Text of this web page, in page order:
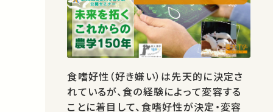
食嗜好性（好き嫌い）は先天的に決定さ
れているが、食の経験によって変容する
ことに着目して、食嗜好性が決定・変容